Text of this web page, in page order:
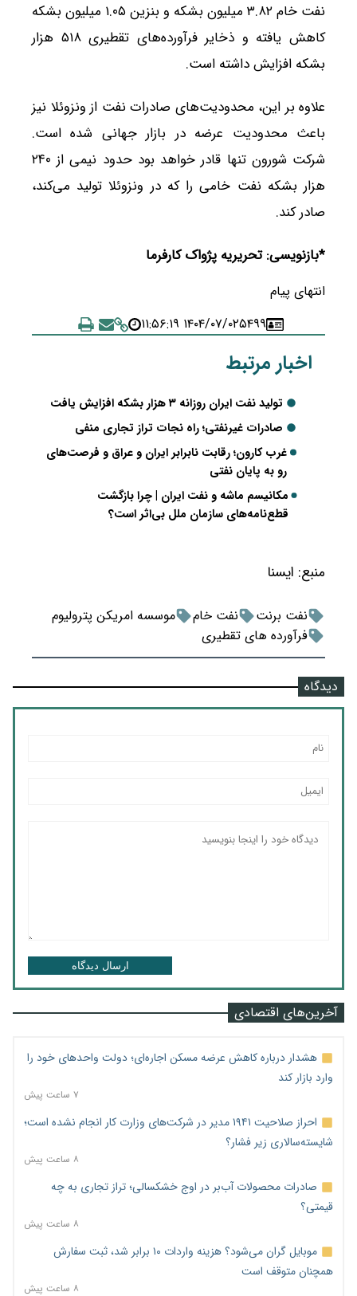
نفت خام ۳.۸۲ میلیون بشکه و بنزین ۱.۰۵ میلیون بشکه
کاهش یافته و ذخایر فرآورده‌های تقطیری ۵۱۸ هزار
بشکه افزایش داشته است.
علاوه بر این، محدودیت‌های صادرات نفت از ونزوئلا نیز
باعث محدودیت عرضه در بازار جهانی شده است.
شرکت شورون تنها قادر خواهد بود حدود نیمی از ۲۴۰
هزار بشکه نفت خامی را که در ونزوئلا تولید می‌کند،
صادر کند.
*بازنویسی: تحریریه پژواک کارفرما
انتهای پیام
۵۴۹۹۱۴۰۴/۰۷/۰۲ ۱۱:۵۶:۱۹
اخبار مرتبط
تولید نفت ایران روزانه ۳ هزار بشکه افزایش یافت
صادرات غیرنفتی؛ راه نجات تراز تجاری منفی
غرب کارون؛ رقابت نابرابر ایران و عراق و فرصت‌های
رو به پایان نفتی
مکانیسم ماشه و نفت ایران | چرا بازگشت
قطع‌نامه‌های سازمان ملل بی‌اثر است؟
منبع: ايسنا
نفت برنت نفت خام
موسسه امریکن پترولیوم
فرآورده های تقطیری
دیدگاه
ارسال دیدگاه
آخرین‌های اقتصادی
هشدار درباره کاهش عرضه مسکن اجاره‌ای؛ دولت واحدهای خود را
وارد بازار کند
۷ ساعت پیش
احراز صلاحیت ۱۹۴۱ مدیر در شرکت‌های وزارت کار انجام نشده است؛
شایسته‌سالاری زیر فشار؟
۸ ساعت پیش
صادرات محصولات آب‌بر در اوج خشکسالی؛ تراز تجاری به چه
قیمتی؟
۸ ساعت پیش
موبایل گران می‌شود؟ هزینه واردات ۱۰ برابر شد، ثبت سفارش
همچنان متوقف است
۸ ساعت پیش